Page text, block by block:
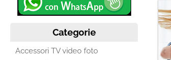
Categorie
Accessori TV video foto